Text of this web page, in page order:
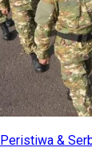
Peristiwa &